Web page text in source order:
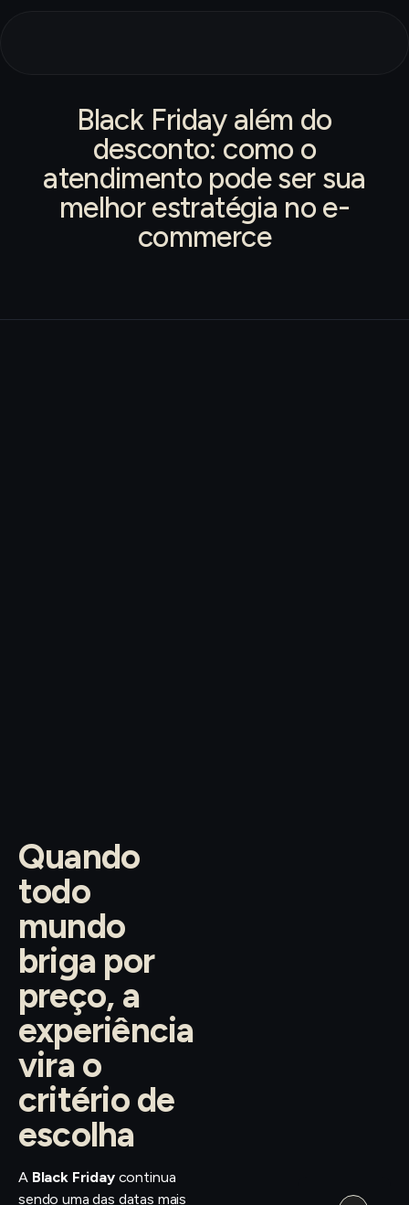
Black Friday além do
desconto: como o
atendimento pode ser sua
melhor estratégia no e-
commerce
Quando
todo
mundo
briga por
preço, a
experiência
vira o
critério de
escolha
A Black Fridaycontinua
sendo uma das datas mais